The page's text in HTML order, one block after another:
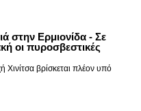
στην Ερμιονίδα - Σε
οι πυροσβεστικές
Χινίτσα βρίσκεται πλέον υπό